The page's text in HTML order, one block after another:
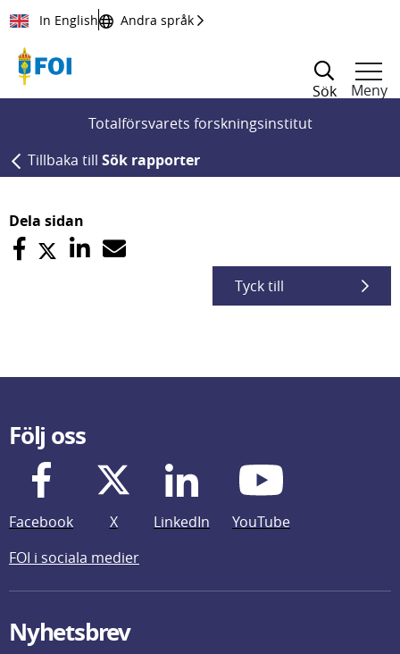
Till innehållet
In English Andra språk
Sök
Meny
Totalförsvarets forskningsinstitut
Tillbaka till Sök rapporter
Dela sidan
Tyck till
Följ oss
Facebook X LinkedIn
YouTube
FOI i sociala medier
Nyhetsbrev